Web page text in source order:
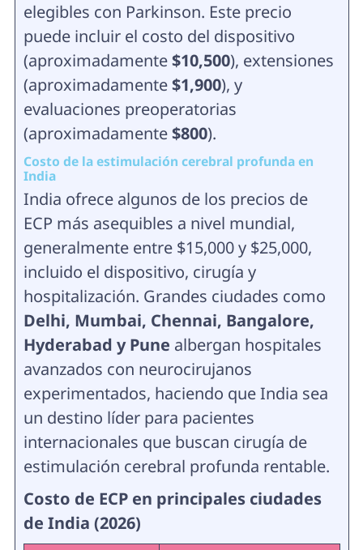
elegibles con Parkinson. Este precio
puede incluir el costo del dispositivo
(aproximadamente $10,500), extensiones
(aproximadamente $1,900), y
evaluaciones preoperatorias
(aproximadamente $800).
Costo de la estimulación cerebral profunda en
India
India ofrece algunos de los precios de
ECP más asequibles a nivel mundial,
generalmente entre $15,000 y $25,000,
incluido el dispositivo, cirugía y
hospitalización. Grandes ciudades como
Delhi, Mumbai, Chennai, Bangalore,
Hyderabad y Pune albergan hospitales
avanzados con neurocirujanos
experimentados, haciendo que India sea
un destino líder para pacientes
internacionales que buscan cirugía de
estimulación cerebral profunda rentable.
Costo de ECP en principales ciudades
de India (2026)